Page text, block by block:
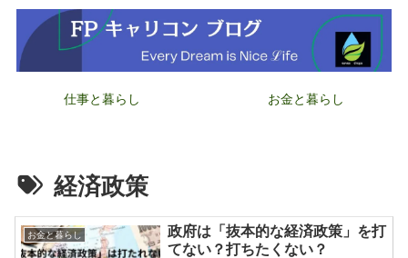
仕事と暮らし お金と暮らし
経済政策
お金と暮らし
政府は「抜本的な経済政策」を打
てない？打ちたくない？